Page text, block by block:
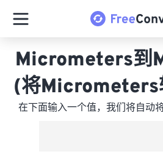
Micrometers到
(将Micrometers
在下面输入一个值，我们将自动